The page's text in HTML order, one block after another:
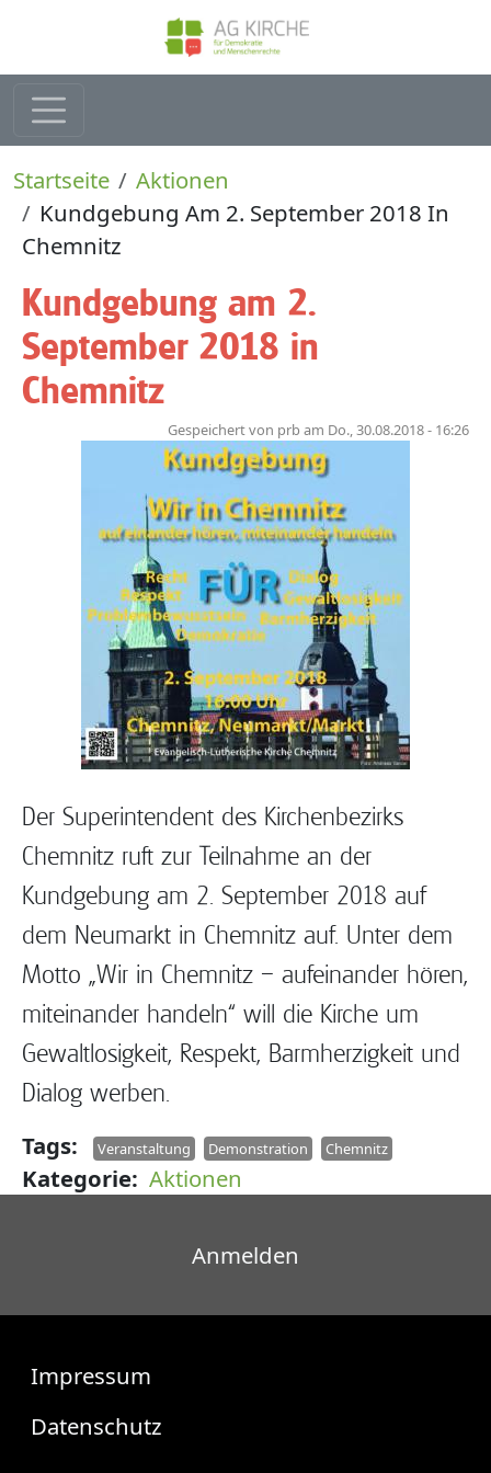
Direkt zum Inhalt
Pfadnavigation
Startseite
Aktionen
Kundgebung Am 2. September 2018 In
Chemnitz
Kundgebung am 2.
September 2018 in
Chemnitz
Gespeichert von prb am Do., 30.08.2018 - 16:26
Der Superintendent des Kirchenbezirks
Chemnitz ruft zur Teilnahme an der
Kundgebung am 2. September 2018 auf
dem Neumarkt in Chemnitz auf. Unter dem
Motto „Wir in Chemnitz – aufeinander hören,
miteinander handeln“ will die Kirche um
Gewaltlosigkeit, Respekt, Barmherzigkeit und
Dialog werben.
Tags
Veranstaltung Demonstration Chemnitz
Kategorie Aktionen
Benutzermenü
Anmelden
Fußzeile
Impressum
Datenschutz